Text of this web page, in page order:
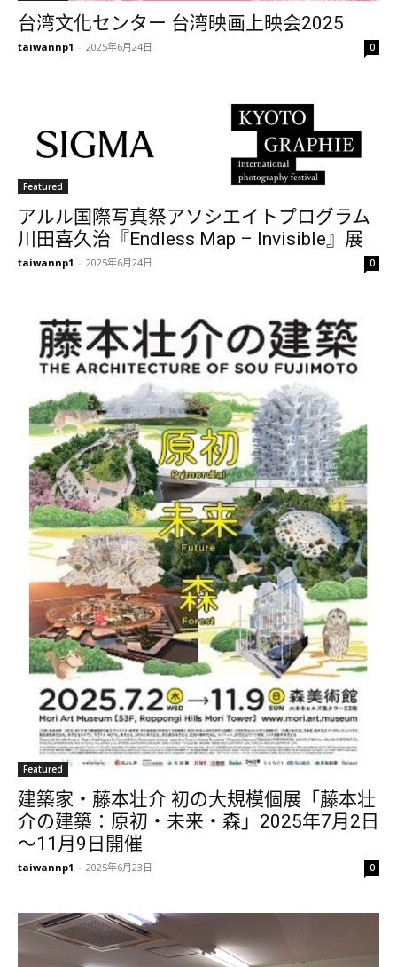
台湾文化センター 台湾映画上映会2025
taiwannp1 - 2025年6月24日 0
Featured
アルル国際写真祭アソシエイトプログラム
川田喜久治『Endless Map – Invisible』展
taiwannp1 - 2025年6月24日 0
Featured
建築家・藤本壮介 初の大規模個展「藤本壮
介の建築：原初・未来・森」2025年7月2日
～11月9日開催
taiwannp1 - 2025年6月23日 0